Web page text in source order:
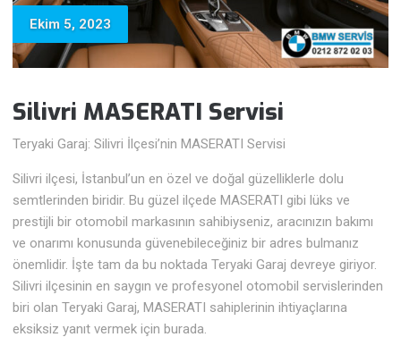
Ekim 5, 2023
Silivri MASERATI Servisi
Teryaki Garaj: Silivri İlçesi’nin MASERATI Servisi
Silivri ilçesi, İstanbul’un en özel ve doğal güzelliklerle dolu
semtlerinden biridir. Bu güzel ilçede MASERATI gibi lüks ve
prestijli bir otomobil markasının sahibiyseniz, aracınızın bakımı
ve onarımı konusunda güvenebileceğiniz bir adres bulmanız
önemlidir. İşte tam da bu noktada Teryaki Garaj devreye giriyor.
Silivri ilçesinin en saygın ve profesyonel otomobil servislerinden
biri olan Teryaki Garaj, MASERATI sahiplerinin ihtiyaçlarına
eksiksiz yanıt vermek için burada.